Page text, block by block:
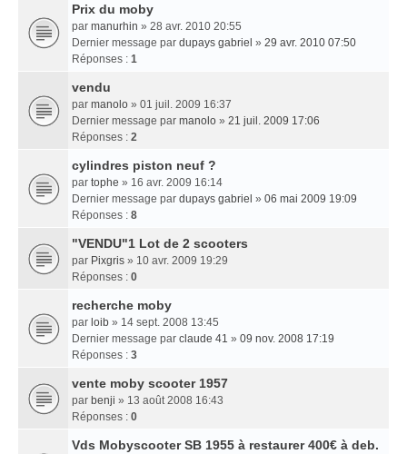
Prix du moby
par manurhin » 28 avr. 2010 20:55
Dernier message par dupays gabriel » 29 avr. 2010 07:50
Réponses : 1
vendu
par manolo » 01 juil. 2009 16:37
Dernier message par manolo » 21 juil. 2009 17:06
Réponses : 2
cylindres piston neuf ?
par tophe » 16 avr. 2009 16:14
Dernier message par dupays gabriel » 06 mai 2009 19:09
Réponses : 8
"VENDU"1 Lot de 2 scooters
par Pixgris » 10 avr. 2009 19:29
Réponses : 0
recherche moby
par loib » 14 sept. 2008 13:45
Dernier message par claude 41 » 09 nov. 2008 17:19
Réponses : 3
vente moby scooter 1957
par benji » 13 août 2008 16:43
Réponses : 0
Vds Mobyscooter SB 1955 à restaurer 400€ à deb.